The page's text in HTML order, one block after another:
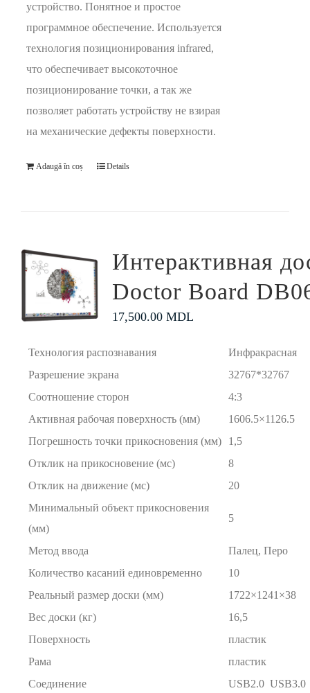
устройство. Понятное и простое
программное обеспечение. Используется
технология позиционирования infrared,
что обеспечивает высокоточное
позиционирование точки, а так же
позволяет работать устройству не взирая
на механические дефекты поверхности.
Adaugă în coș Details
Интерактивная
Doctor Board
17,500.00 MDL
Технология распознавания
Инфракрасная
Разрешение экрана
32767*32767
Соотношение сторон
4:3
Активная рабочая поверхность (мм)
1606.5×1126.5
Погрешность точки прикосновения (мм)
1,5
Отклик на прикосновение (мс)
8
Отклик на движение (мс)
20
Минимальный объект прикосновения
(мм)
5
Метод ввода
Палец, Перо
Количество касаний единовременно
10
Реальный размер доски (мм)
1722×1241×38
Вес доски (кг)
16,5
Поверхность
пластик
Рама
пластик
Соединение
USB2.0 USB3.0